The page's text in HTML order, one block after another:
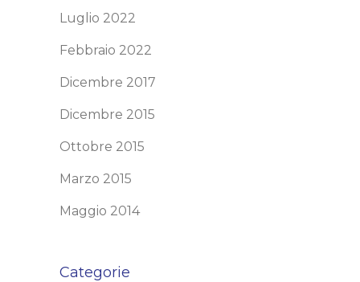
Luglio 2022
Febbraio 2022
Dicembre 2017
Dicembre 2015
Ottobre 2015
Marzo 2015
Maggio 2014
Categorie